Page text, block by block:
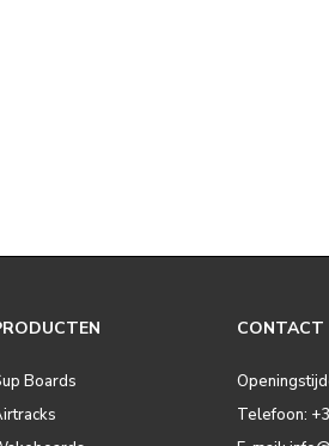
Boards
CONTACT
Telefoon: